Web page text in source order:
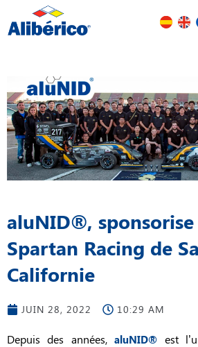
aluNID®, sponsorise
Spartan Racing de
Californie
JUIN 28, 2022 10:29 AM
Depuis des années,aluNID® est